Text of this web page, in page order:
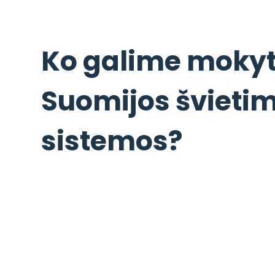
Ko galime
Suomijos
sistemos?